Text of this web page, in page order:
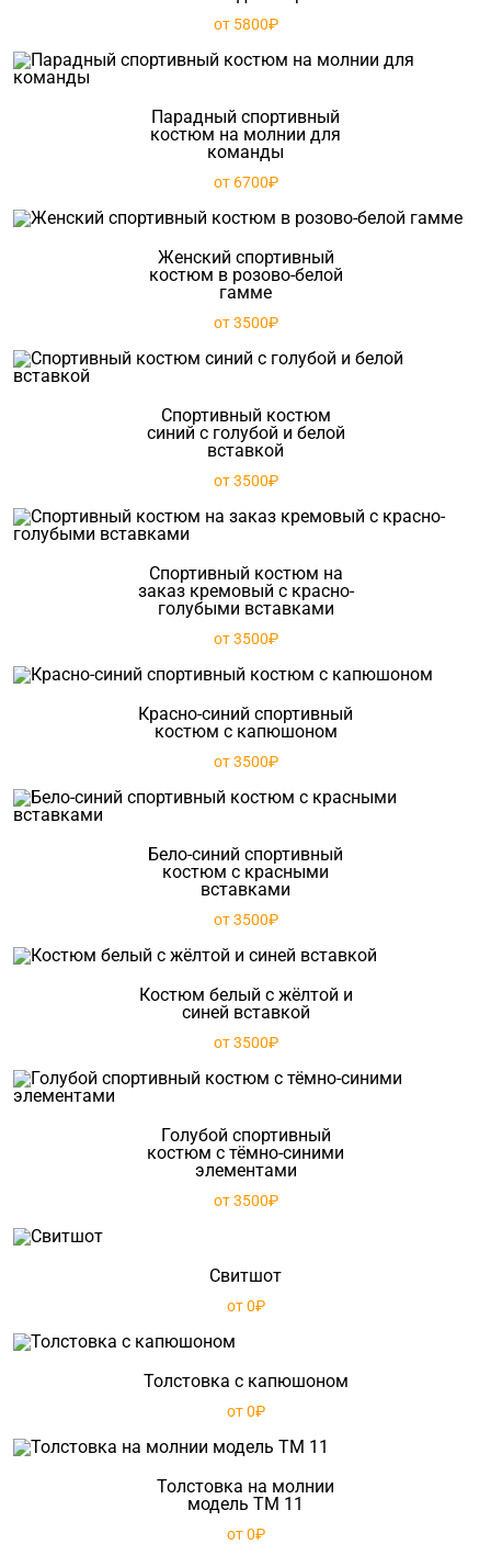
от 5800₽
Парадный спортивный
костюм на молнии для
команды
от 6700₽
Женский спортивный
костюм в розово-белой
гамме
от 3500₽
Спортивный костюм
синий с голубой и белой
вставкой
от 3500₽
Спортивный костюм на
заказ кремовый с красно-
голубыми вставками
от 3500₽
Красно-синий спортивный
костюм с капюшоном
от 3500₽
Бело-синий спортивный
костюм с красными
вставками
от 3500₽
Костюм белый с жёлтой и
синей вставкой
от 3500₽
Голубой спортивный
костюм с тёмно-синими
элементами
от 3500₽
Свитшот
от 0₽
Толстовка с капюшоном
от 0₽
Толстовка на молнии
модель TM 11
от 0₽